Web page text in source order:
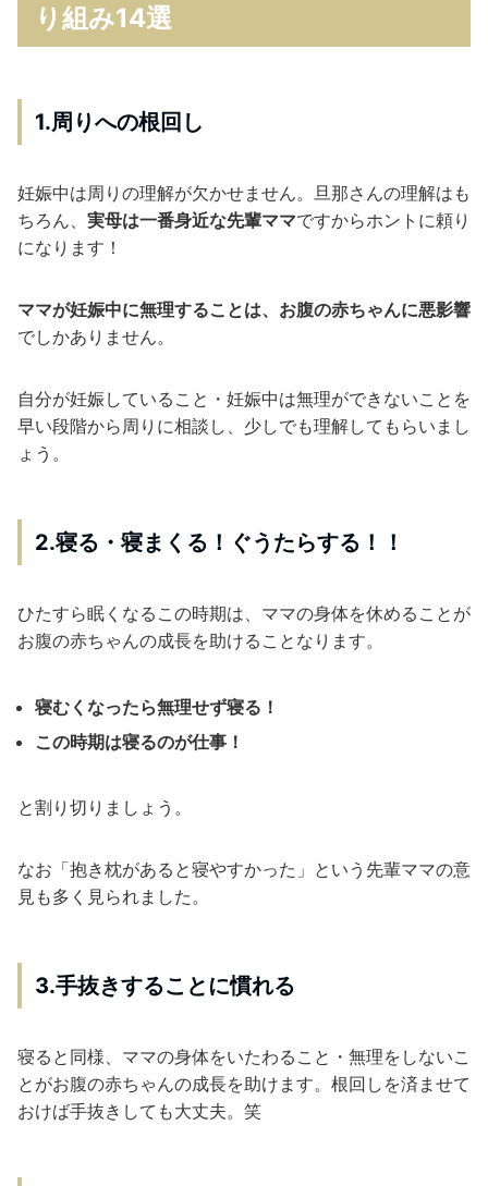
り組み14選
1.周りへの根回し
妊娠中は周りの理解が欠かせません。旦那さんの理解はも
ちろん、 実母は一番身近な先輩ママですからホントに頼り
になります！
ママが妊娠中に無理することは、お腹の赤ちゃんに悪影響
でしかありません。
自分が妊娠していること・妊娠中は無理ができないことを
早い段階から周りに相談し、少しでも理解してもらいまし
ょう。
2.寝る・寝まくる！ぐうたらする！！
ひたすら眠くなるこの時期は、ママの身体を休めることが
お腹の赤ちゃんの成長を助けることなります。
寝むくなったら無理せず寝る！
この時期は寝るのが仕事！
と割り切りましょう。
なお「抱き枕があると寝やすかった」という先輩ママの意
見も多く見られました。
3.手抜きすることに慣れる
寝ると同様、ママの身体をいたわること・無理をしないこ
とがお腹の赤ちゃんの成長を助けます。根回しを済ませて
おけば手抜きしても大丈夫。笑